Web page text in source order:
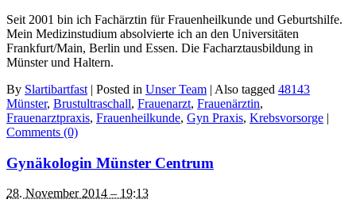
Seit 2001 bin ich Fachärztin für Frauenheilkunde und Geburtshilfe.
Mein Medizinstudium absolvierte ich an den Universitäten
Frankfurt/Main, Berlin und Essen. Die Facharztausbildung in
Münster und Haltern.
By Slartibartfast | Posted in Unser Team | Also tagged 48143
Münster, Brustultraschall, Frauenarzt, Frauenärztin,
Frauenarztpraxis, Frauenheilkunde, Gyn Praxis, Krebsvorsorge |
Comments (0)
Gynäkologin Münster Centrum
28. November 2014 – 19:13